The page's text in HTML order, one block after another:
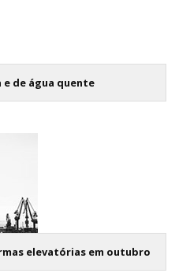
de água quente
elevatórias em outubro